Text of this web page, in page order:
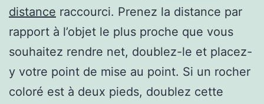
distance raccourci. Prenez la distance par
rapport à l’objet le plus proche que vous
souhaitez rendre net, doublez-le et placez-
y votre point de mise au point. Si un rocher
coloré est à deux pieds, doublez cette